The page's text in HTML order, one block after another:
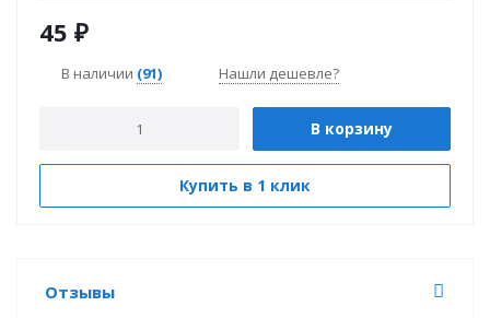
45 ₽
В наличии (91) Нашли дешевле?
В корзину
Купить в 1 клик
Отзывы